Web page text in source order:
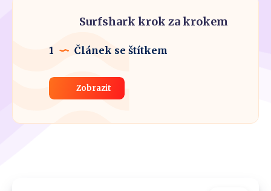
Surfshark krok za krokem
1 Článek se štítkem
Zobrazit